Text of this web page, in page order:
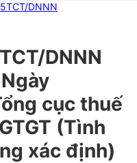
DNNN
DNNN
cục thuế
(Tình
xác định)